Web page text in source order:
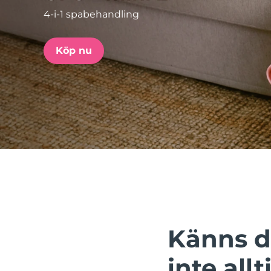
4-i-1 spabehandling
Köp nu
Känns
issa™ Teeth Whitening Set
FAQ™ Dual LED Panel
POPULÄR